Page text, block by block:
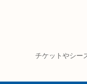
チケットやシー